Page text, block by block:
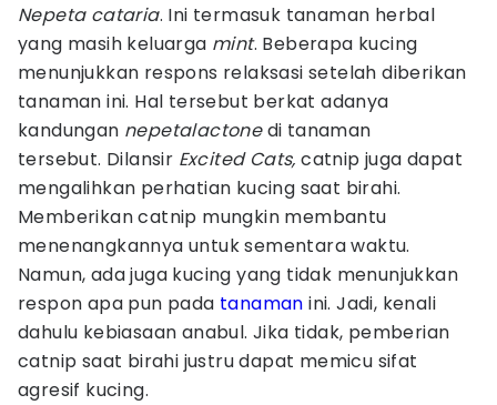
Nepeta cataria. Ini termasuk tanaman herbal
yang masih keluarga mint. Beberapa kucing
menunjukkan respons relaksasi setelah diberikan
tanaman ini. Hal tersebut berkat adanya
kandungan nepetalactonedi tanaman
tersebut. Dilansir Excited Cats, catnip juga dapat
mengalihkan perhatian kucing saat birahi.
Memberikan catnip mungkin membantu
menenangkannya untuk sementara waktu.
Namun, ada juga kucing yang tidak menunjukkan
respon apa pun pada tanaman ini. Jadi, kenali
dahulu kebiasaan anabul. Jika tidak, pemberian
catnip saat birahi justru dapat memicu sifat
agresif kucing.